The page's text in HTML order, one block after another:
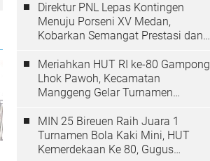
Direktur PNL Lepas Kontingen
Menuju Porseni XV Medan,
Kobarkan Semangat Prestasi dan
Meriahkan HUT RI ke-80 Gampong
Lhok Pawoh, Kecamatan
Manggeng Gelar Turnamen
MIN 25 Bireuen Raih Juara 1
Turnamen Bola Kaki Mini, HUT
Kemerdekaan Ke 80, Gugus